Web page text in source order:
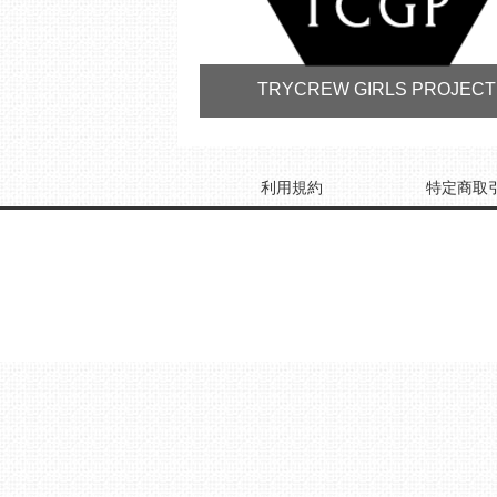
TRYCREW GIRLS PROJECT
利用規約 特定商取